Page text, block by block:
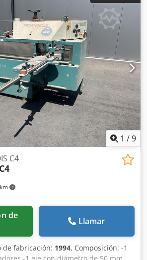
1 /9
C4
C4
Llamar
de fabricación: 1994, Composición: -1